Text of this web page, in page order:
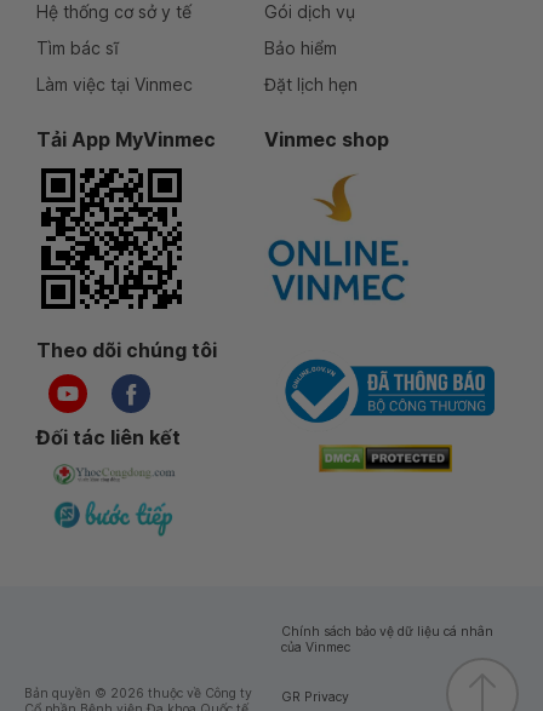
Hệ thống cơ sở y tế
Tìm bác sĩ
Làm việc tại Vinmec
Gói dịch vụ
Bảo hiểm
Đặt lịch hẹn
Tải App MyVinmec Vinmec shop
Theo dõi chúng tôi
Đối tác liên kết
Bản quyền © 2026 thuộc về Công ty
Chính sách bảo vệ dữ liệu cá nhân
của Vinmec
GR Privacy